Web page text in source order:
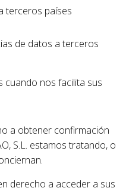
terceros países
de datos a terceros
cuando nos facilita sus
a obtener confirmación
S.L. estamos tratando, o
derecho a acceder a sus